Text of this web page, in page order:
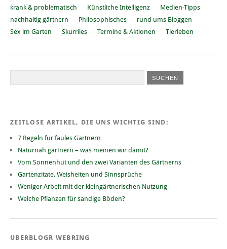
krank & problematisch
Künstliche Intelligenz
Medien-Tipps
nachhaltig gärtnern
Philosophisches
rund ums Bloggen
Sex im Garten
Skurriles Termine & Aktionen Tierleben
ZEITLOSE ARTIKEL, DIE UNS WICHTIG SIND:
7 Regeln für faules Gärtnern
Naturnah gärtnern – was meinen wir damit?
Vom Sonnenhut und den zwei Varianten des Gärtnerns
Gartenzitate, Weisheiten und Sinnsprüche
Weniger Arbeit mit der kleingärtnerischen Nutzung
Welche Pflanzen für sandige Böden?
UBERBLOGR WEBRING